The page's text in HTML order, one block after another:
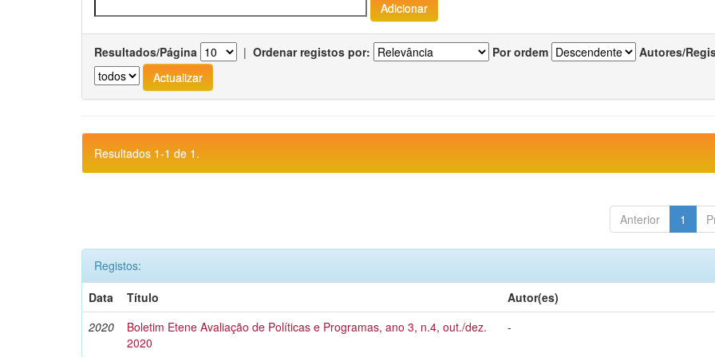
Resultados/Página | Ordenar registos por: Por ordem Autores/
Resultados 1-1 de 1.
Anterior 1
Registos:
Data
Título
Autor(es)
2020
Boletim Etene Avaliação de Políticas e Programas, ano 3, n.4, out./dez.
2020
-